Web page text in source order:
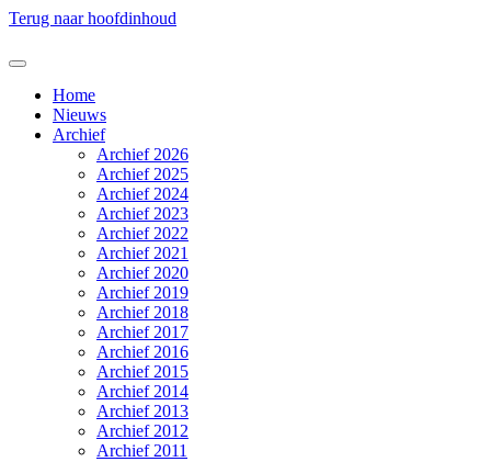
Terug naar hoofdinhoud
Home
Nieuws
Archief
Archief 2026
Archief 2025
Archief 2024
Archief 2023
Archief 2022
Archief 2021
Archief 2020
Archief 2019
Archief 2018
Archief 2017
Archief 2016
Archief 2015
Archief 2014
Archief 2013
Archief 2012
Archief 2011